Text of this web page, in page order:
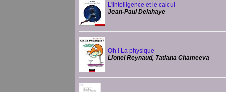
L'intelligence et le calcul
Jean-Paul Delahaye
Oh ! La physique
Lionel Reynaud, Tatiana Chameeva